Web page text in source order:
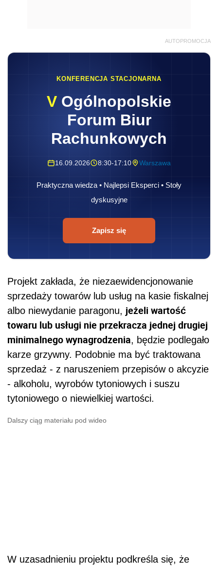
AUTOPROMOCJA
KONFERENCJA STACJONARNA
V Ogólnopolskie
Forum Biur
Rachunkowych
16.09.2026 8:30-17:10 Warszawa
Praktyczna wiedza • Najlepsi Eksperci • Stoły
dyskusyjne
Zapisz się
Projekt zakłada, że niezaewidencjonowanie
sprzedaży towarów lub usług na kasie fiskalnej
albo niewydanie paragonu, jeżeli wartość
towaru lub usługi nie przekracza jednej drugiej
minimalnego wynagrodzenia, będzie podlegało
karze grzywny. Podobnie ma być traktowana
sprzedaż - z naruszeniem przepisów o akcyzie
- alkoholu, wyrobów tytoniowych i suszu
tytoniowego o niewielkiej wartości.
Dalszy ciąg materiału pod wideo
W uzasadnieniu projektu podkreśla się, że